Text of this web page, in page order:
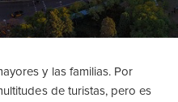
y las familias. Por
de turistas, pero es